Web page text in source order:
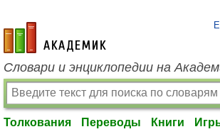
academic.ru
Словари и энциклопедии на
Толкования Переводы Книги